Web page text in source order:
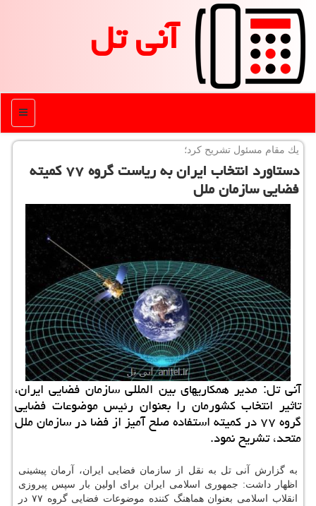
آنی تل
منو
یك مقام مسئول تشریح كرد؛
دستاورد انتخاب ایران به ریاست گروه ۷۷ كمیته
فضایی سازمان ملل
آنی تل: مدیر همكاریهای بین المللی سازمان فضایی ایران،
تاثیر انتخاب كشورمان را بعنوان رئیس موضوعات فضایی
گروه ۷۷ در كمیته استفاده صلح آمیز از فضا در سازمان ملل
متحد، تشریح نمود.
به گزارش آنی تل به نقل از سازمان فضایی ایران، آرمان پیشینی
اظهار داشت: جمهوری اسلامی ایران برای اولین بار سپس پیروزی
انقلاب اسلامی بعنوان هماهنگ كننده موضوعات فضایی گروه ۷۷ در